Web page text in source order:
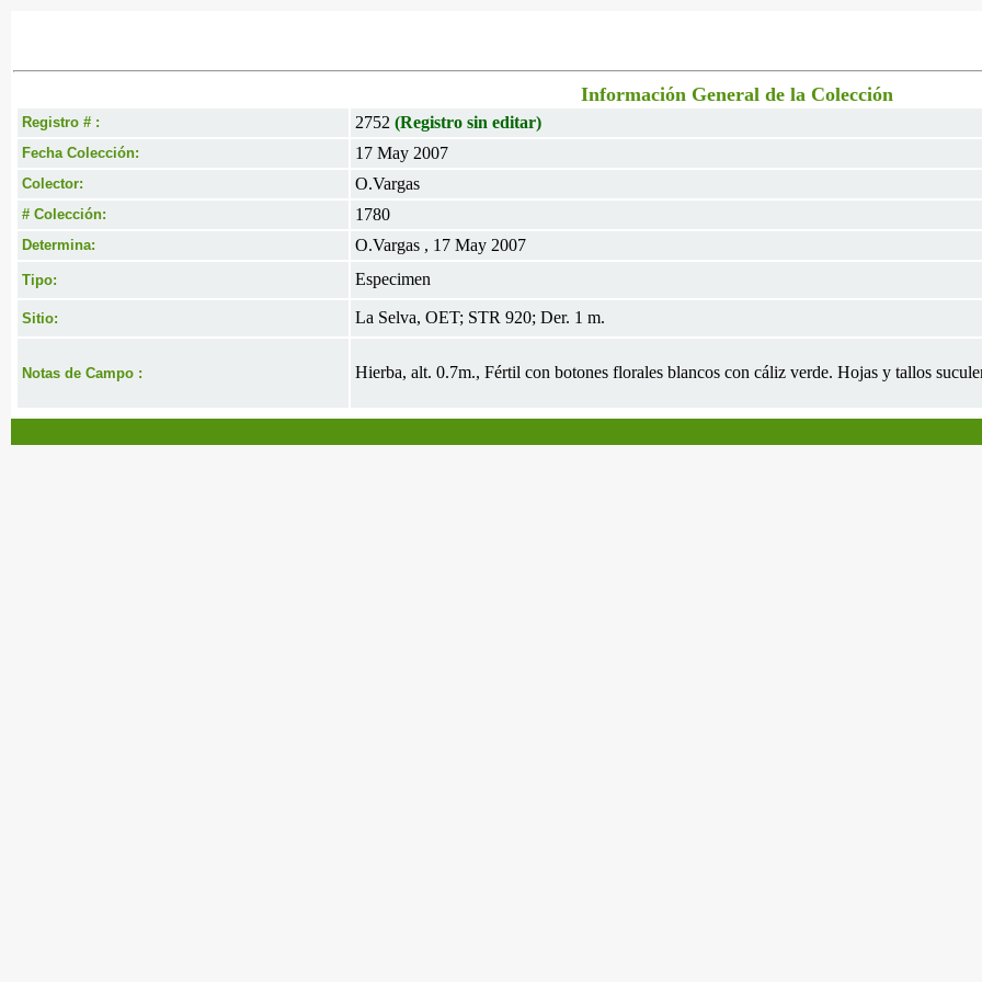
Información General de la Colección
Registro # : 2752 (Registro sin editar)
Fecha Colección: 17 May 2007
Colector: O.Vargas
# Colección: 1780
Determina: O.Vargas , 17 May 2007
Tipo: Especimen
Sitio: La Selva, OET; STR 920; Der. 1 m.
Notas de Campo : Hierba, alt. 0.7m., Fértil con botones florales blancos con cáliz verde. Hojas y tallos